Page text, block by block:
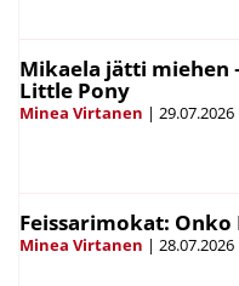
Mikaela jätti miehen
Little Pony
Minea Virtanen | 29.07.2026
Feissarimokat: Onko
Minea Virtanen | 28.07.2026